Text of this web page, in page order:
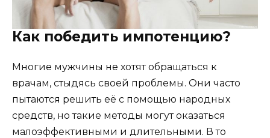
Как победить импотенцию?
Многие мужчины не хотят обращаться к
врачам, стыдясь своей проблемы. Они часто
пытаются решить её с помощью народных
средств, но такие методы могут оказаться
малоэффективными и длительными. В то